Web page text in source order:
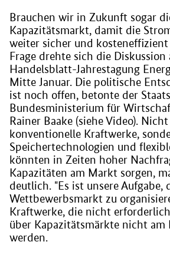
Brauchen wir in Zukunft sogar
Kapazitätsmarkt, damit die
weiter sicher und
Frage drehte sich die Diskussion
Handelsblatt-Jahrestagung
Mitte Januar. Die politische
ist noch offen, betonte der
Bundesministerium für
Rainer Baake (siehe Video).
konventionelle Kraftwerke,
Speichertechnologien und
könnten in Zeiten hoher
Kapazitäten am Markt sorgen,
deutlich. "Es ist unsere Aufgabe,
Wettbewerbsmarkt zu
Kraftwerke, die nicht
über Kapazitätsmärkte nicht am
werden.